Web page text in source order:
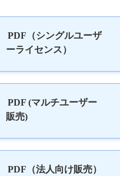
PDF（シングルユーザ
ーライセンス）
PDF (マルチユーザー
販売)
PDF（法人向け販売）